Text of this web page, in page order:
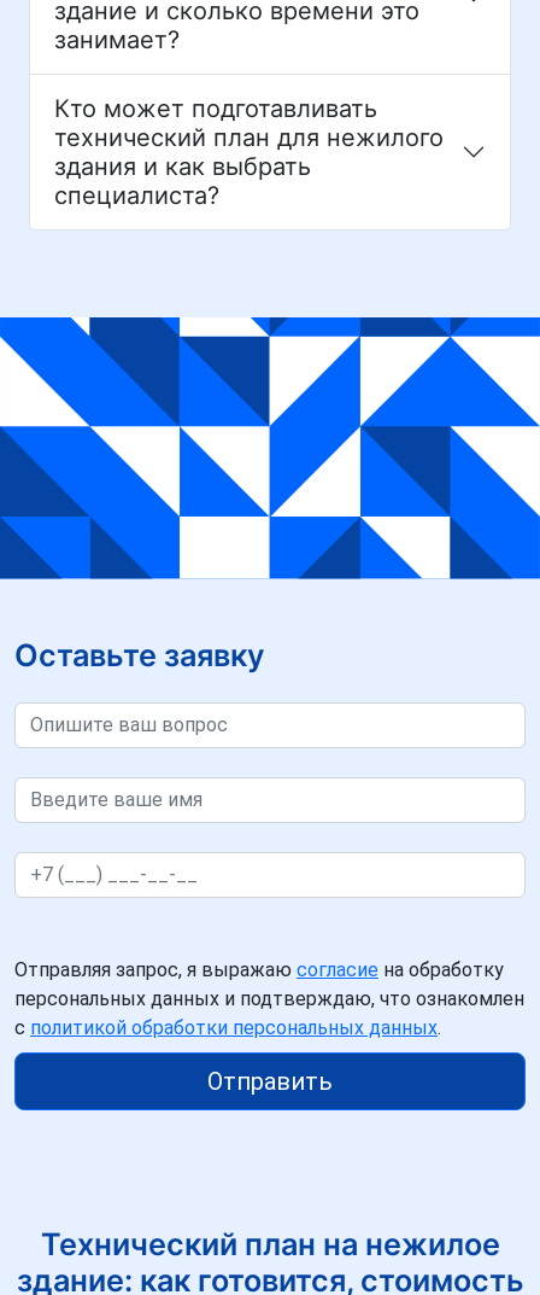
здание и сколько времени это
занимает?
Кто может подготавливать
технический план для нежилого
здания и как выбрать
специалиста?
Оставьте заявку
Отправляя запрос, я выражаю согласие на обработку
персональных данных и подтверждаю, что ознакомлен
с политикой обработки персональных данных.
Отправить
Технический план на нежилое
здание: как готовится, стоимость